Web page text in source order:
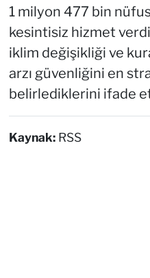
1 milyon 477 bin
kesintisiz hizmet
iklim değişikliği ve
arzı güvenliğini en
belirlediklerini ifade
Kaynak: RSS